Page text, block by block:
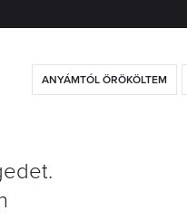
ANYÁMTÓL ÖRÖKÖLTEM